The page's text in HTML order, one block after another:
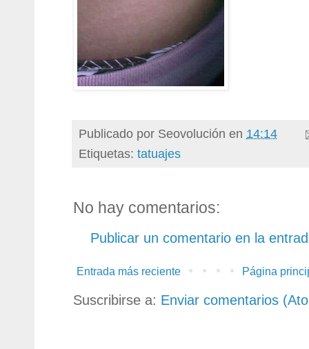
Publicado por Seovolución en 14:14
Etiquetas: tatuajes
No hay comentarios:
Publicar un comentario en la
Entrada más reciente Página
Suscribirse a: Enviar comentarios